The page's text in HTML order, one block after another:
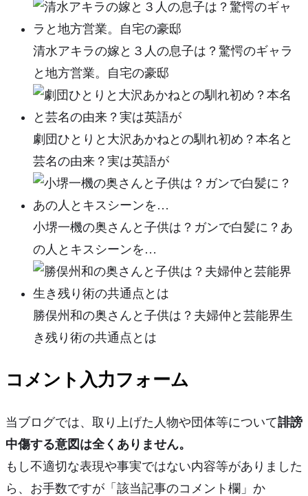
清水アキラの嫁と３人の息子は？驚愕のギャラ
と地方営業。自宅の豪邸
劇団ひとりと大沢あかねとの馴れ初め？本名と
芸名の由来？実は英語が
小堺一機の奥さんと子供は？ガンで白髪に？あ
の人とキスシーンを…
勝俣州和の奥さんと子供は？夫婦仲と芸能界生
き残り術の共通点とは
コメント入力フォーム
当ブログでは、取り上げた人物や団体等について誹謗
中傷する意図は全くありません。
もし不適切な表現や事実ではない内容等がありました
ら、お手数ですが「該当記事のコメント欄」か